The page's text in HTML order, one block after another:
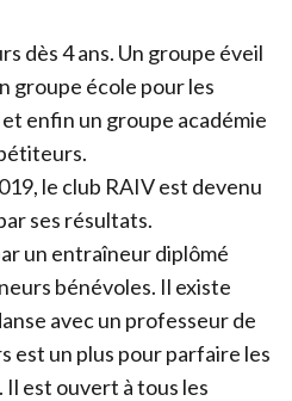
dès 4 ans. Un groupe éveil
groupe école pour les
enfin un groupe académie
le club RAIV est devenu
ses résultats.
un entraîneur diplômé
bénévoles. Il existe
avec un professeur de
est un plus pour parfaire les
est ouvert à tous les